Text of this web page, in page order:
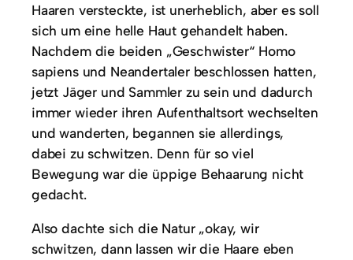
Haaren versteckte, ist unerheblich, aber es soll
sich um eine helle Haut gehandelt haben.
Nachdem die beiden „Geschwister“ Homo
sapiens und Neandertaler beschlossen hatten,
jetzt Jäger und Sammler zu sein und dadurch
immer wieder ihren Aufenthaltsort wechselten
und wanderten, begannen sie allerdings,
dabei zu schwitzen. Denn für so viel
Bewegung war die üppige Behaarung nicht
gedacht.
Also dachte sich die Natur „okay, wir
schwitzen, dann lassen wir die Haare eben